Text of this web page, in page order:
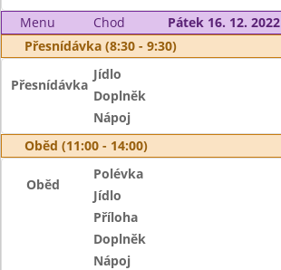
Menu Chod
Pátek 16. 12. 2022
Přesnídávka (8:30 - 9:30)
Přesnídávka
Jídlo
Doplněk
Nápoj
Oběd (11:00 - 14:00)
Oběd
Polévka
Jídlo
Příloha
Doplněk
Nápoj